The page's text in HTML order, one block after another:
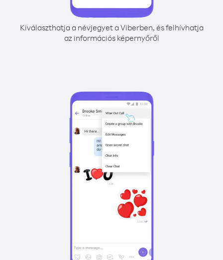
Kiválaszthatja a névjegyet a Viberben, és felhívhatja
az információs képernyőről